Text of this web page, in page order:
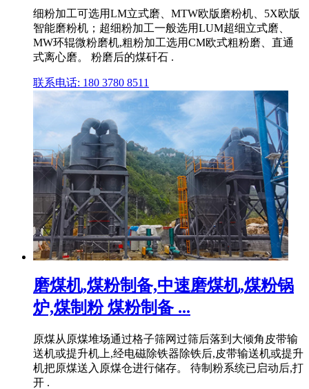
细粉加工可选用LM立式磨、MTW欧版磨粉机、5X欧版
智能磨粉机；超细粉加工一般选用LUM超细立式磨、
MW环辊微粉磨机,粗粉加工选用CM欧式粗粉磨、直通
式离心磨。 粉磨后的煤矸石 .
联系电话: 180 3780 8511
磨煤机,煤粉制备,中速磨煤机,煤粉锅
炉,煤制粉 煤粉制备 ...
原煤从原煤堆场通过格子筛网过筛后落到大倾角皮带输
送机或提升机上,经电磁除铁器除铁后,皮带输送机或提升
机把原煤送入原煤仓进行储存。 待制粉系统已启动后,打
开 .